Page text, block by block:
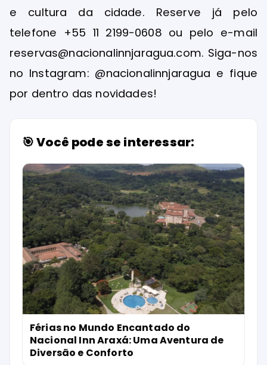
e cultura da cidade. Reserve já pelo
telefone +55 11 2199-0608 ou pelo e-mail
reservas@nacionalinnjaragua.com. Siga-nos
no Instagram: @nacionalinnjaragua e fique
por dentro das novidades!
🎯 Você pode se interessar:
Férias no Mundo Encantado do
Nacional Inn Araxá: Uma Aventura de
Diversão e Conforto